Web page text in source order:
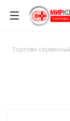
Торгово-